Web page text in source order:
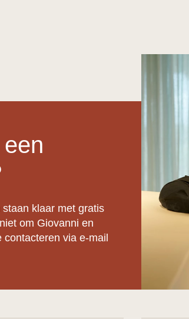
klaar met gratis
om Giovanni en
contacteren via e-mail